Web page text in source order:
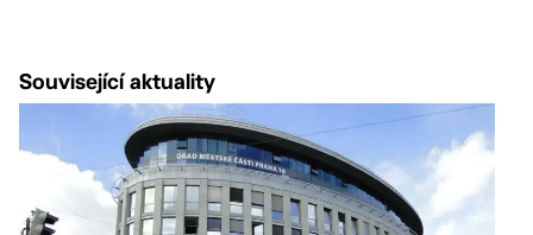
Související aktuality